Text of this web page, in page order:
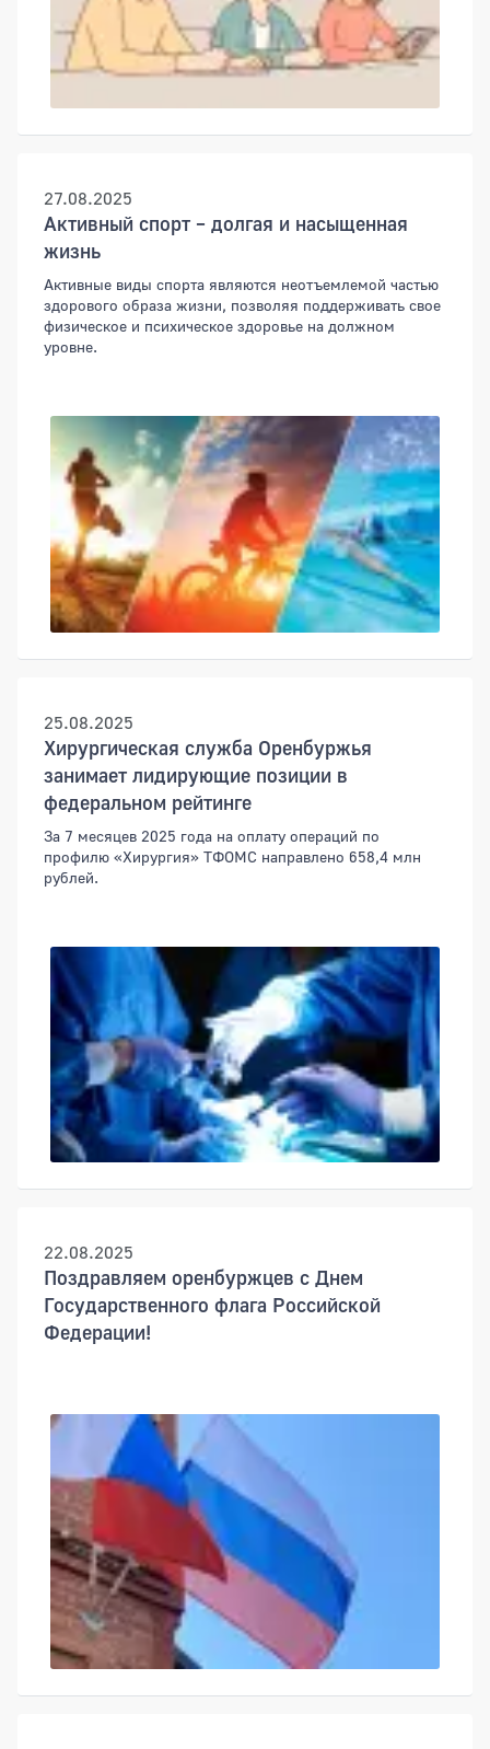
27.08.2025
Активный спорт – долгая и насыщенная
жизнь
Активные виды спорта являются неотъемлемой частью
здорового образа жизни, позволяя поддерживать свое
физическое и психическое здоровье на должном
уровне.
25.08.2025
Хирургическая служба Оренбуржья
занимает лидирующие позиции в
федеральном рейтинге
За 7 месяцев 2025 года на оплату операций по
профилю «Хирургия» ТФОМС направлено 658,4 млн
рублей.
22.08.2025
Поздравляем оренбуржцев с Днем
Государственного флага Российской
Федерации!